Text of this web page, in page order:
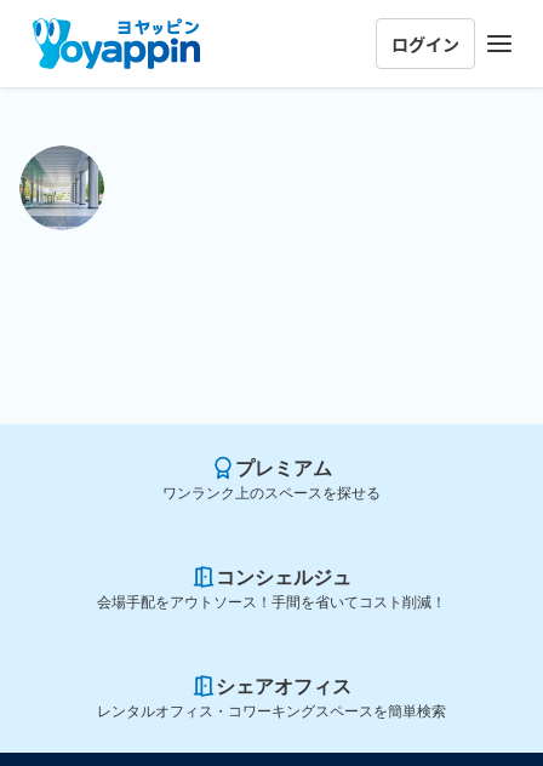
ログイン
プレミアム
ワンランク上のスペースを探せる
コンシェルジュ
会場手配をアウトソース！手間を省いてコスト削減！
シェアオフィス
レンタルオフィス・コワーキングスペースを簡単検索